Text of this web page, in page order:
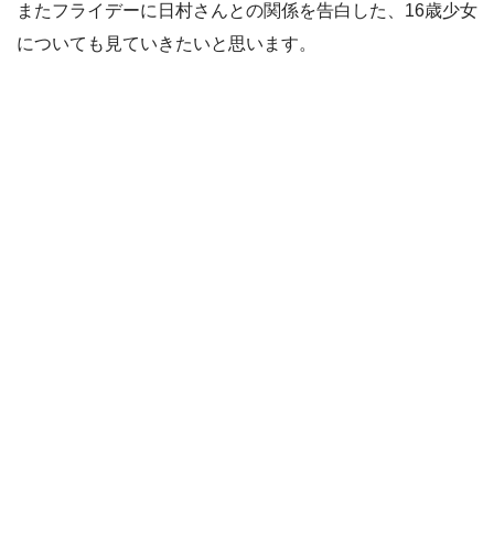
またフライデーに日村さんとの関係を告白した、16歳少女
についても見ていきたいと思います。